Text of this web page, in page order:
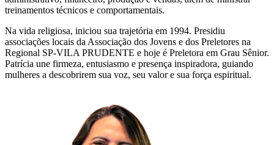
treinamentos técnicos e comportamentais.
Na vida religiosa, iniciou sua trajetória em 1994. Presidiu
associações locais da Associação dos Jovens e dos Preletores na
Regional SP-VILA PRUDENTE e hoje é Preletora em Grau Sênior.
Patrícia une firmeza, entusiasmo e presença inspiradora, guiando
mulheres a descobrirem sua voz, seu valor e sua força espiritual.